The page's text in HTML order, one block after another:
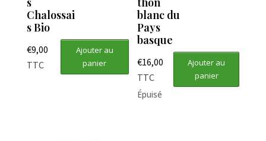
Chalossai
s Bio
€9,00
TTC
Ajouter au
panier
blanc du
Pays
basque
€16,00
TTC
Ajouter au
panier
Épuisé